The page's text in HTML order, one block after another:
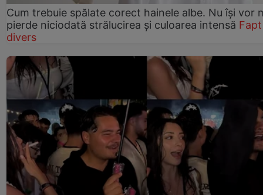
Cum trebuie spălate corect hainele albe. Nu își vor
pierde niciodată strălucirea și culoarea intensă Fapt
divers